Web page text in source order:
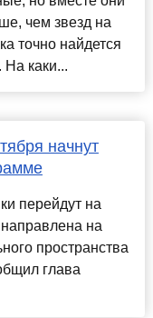
чем звезд на
точно найдется
каки...
начнут
перейдут на
на
пространства
глава